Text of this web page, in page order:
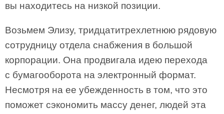
вы находитесь на низкой позиции.
Возьмем Элизу, тридцатитрехлетнюю рядовую
сотрудницу отдела снабжения в большой
корпорации. Она продвигала идею перехода
с бумагооборота на электронный формат.
Несмотря на ее убежденность в том, что это
поможет сэкономить массу денег, людей эта